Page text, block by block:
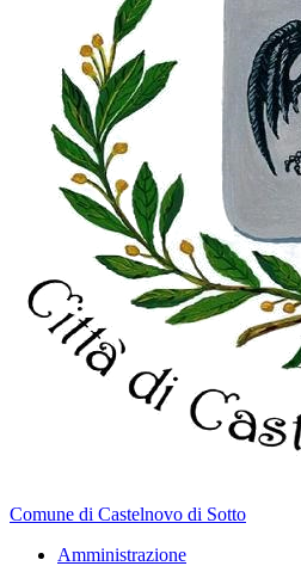
Comune di Castelnovo di Sotto
Amministrazione